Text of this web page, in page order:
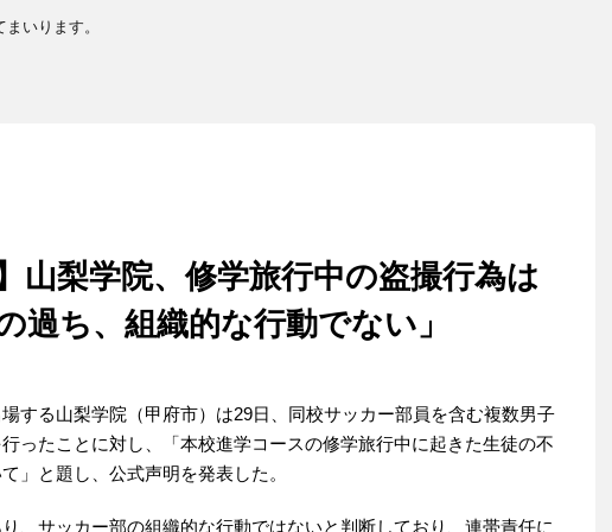
いります。
山梨学院、修学旅行中の盗撮行為は
過ち、組織的な行動でない」
する山梨学院（甲府市）は29日、同校サッカー部員を含む複数男子
ったことに対し、「本校進学コースの修学旅行中に起きた生徒の不
」と題し、公式声明を発表した。
、サッカー部の組織的な行動ではないと判断しており、連帯責任に